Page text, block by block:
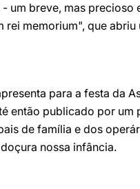
um breve, mas
memorium", que
para a festa da
então publicado por um
de família e dos
nossa infância.